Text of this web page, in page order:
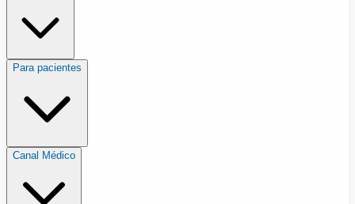
Para pacientes
Canal Médico